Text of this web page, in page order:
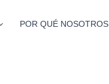
POR QUÉ NOSOTROS